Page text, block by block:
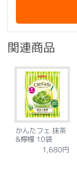
関連商品
かんたフェ 抹茶
&檸檬 10袋
1,680円